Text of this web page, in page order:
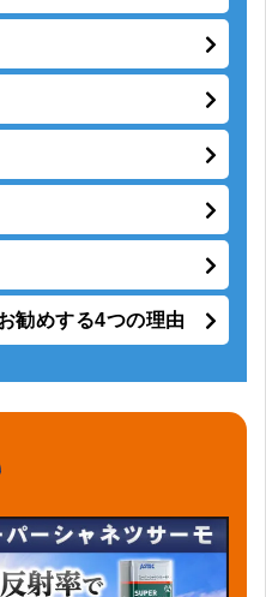
勧めする4つの理由